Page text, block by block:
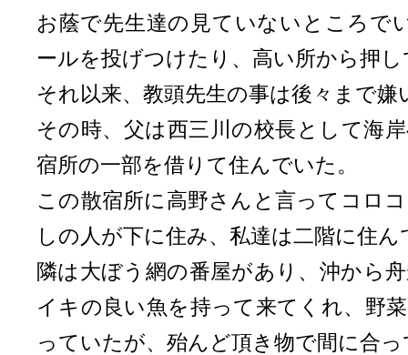
お蔭で先生達の見ていないところで
ールを投げつけたり、高い所から押
それ以来、教頭先生の事は後々まで嫌
その時、父は西三川の校長として海
宿所の一部を借りて住んでいた。
この散宿所に高野さんと言ってコロ
しの人が下に住み、私達は二階に住ん
隣は大ぼう網の番屋があり、沖から
イキの良い魚を持って来てくれ、野
っていたが、殆んど頂き物で間に合